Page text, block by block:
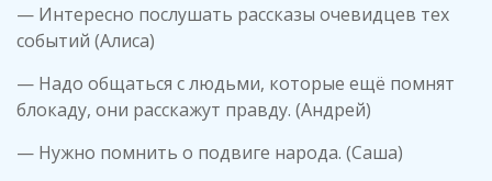
— Интересно послушать рассказы очевидцев тех
событий (Алиса)
— Надо общаться с людьми, которые ещё помнят
блокаду, они расскажут правду. (Андрей)
— Нужно помнить о подвиге народа. (Саша)